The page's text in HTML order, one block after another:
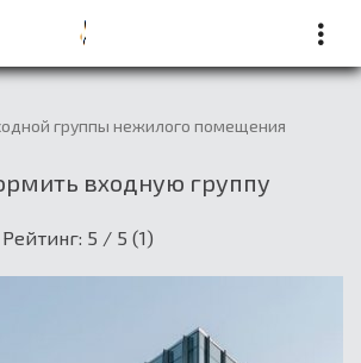
группы нежилого помещения
входную группу
Рейтинг: 5 / 5 (1)